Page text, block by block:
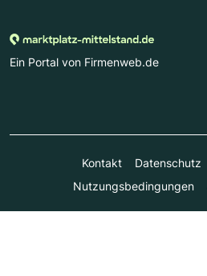
Ein Portal von Firmenweb.de
Kontakt Datenschutz
Nutzungsbedingungen